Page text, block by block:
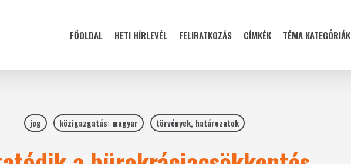
FŐOLDAL HETI HÍRLEVÉL FELIRATKOZÁS CÍMKÉK TÉMA KATEGÓRIÁK
jog közigazgatás: magyar törvények, határozatok